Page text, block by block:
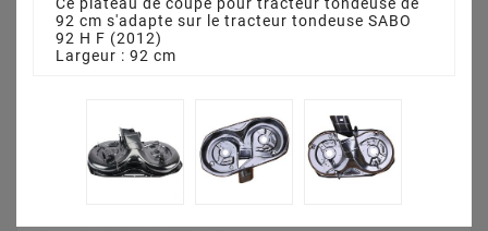
92 cm s'adapte sur le tracteur tondeuse SABO
92 H F (2012)
Largeur : 92 cm